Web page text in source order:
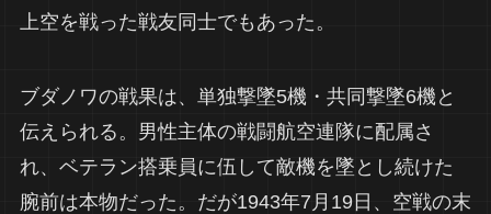
上空を戦った戦友同士でもあった。
ブダノワの戦果は、単独撃墜5機・共同撃墜6機と
伝えられる。男性主体の戦闘航空連隊に配属さ
れ、ベテラン搭乗員に伍して敵機を墜とし続けた
腕前は本物だった。だが1943年7月19日、空戦の末